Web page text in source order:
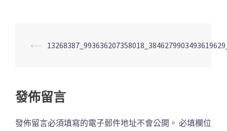
文
覽
列
⟵
發佈留言
發佈留言必須填寫的電子郵件地址不會公開。 必填欄位